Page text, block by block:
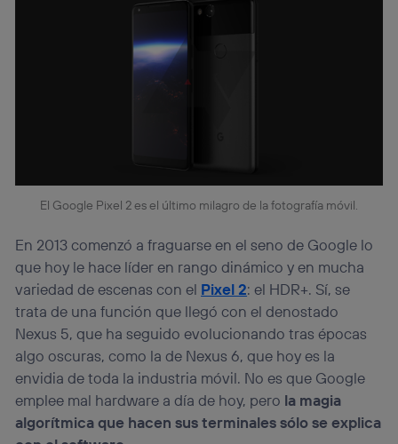
El Google Pixel 2 es el último milagro de la fotografía móvil.
En 2013 comenzó a fraguarse en el seno de Google lo
que hoy le hace líder en rango dinámico y en mucha
variedad de escenas con el Pixel 2: el HDR+. Sí, se
trata de una función que llegó con el denostado
Nexus 5, que ha seguido evolucionando tras épocas
algo oscuras, como la de Nexus 6, que hoy es la
envidia de toda la industria móvil. No es que Google
emplee mal hardware a día de hoy, pero la magia
algorítmica que hacen sus terminales sólo se explica